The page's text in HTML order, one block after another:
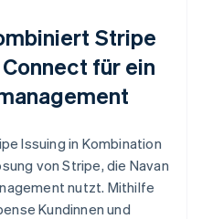
Stripe
für ein
Issuing in Kombination
von Stripe, die Navan
nutzt. Mithilfe
Kundinnen und